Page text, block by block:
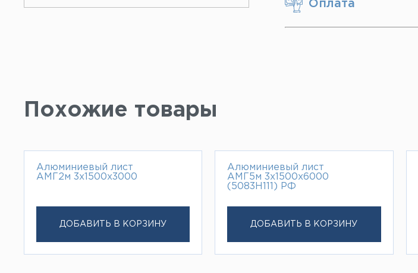
Оплата
Похожие товары
Алюминиевый лист
АМГ2м 3х1500х3000
ДОБАВИТЬ В КОРЗИНУ
Алюминиевый лист
АМГ5м 3х1500х6000
(5083H111) РФ
ДОБАВИТЬ В КОРЗИНУ